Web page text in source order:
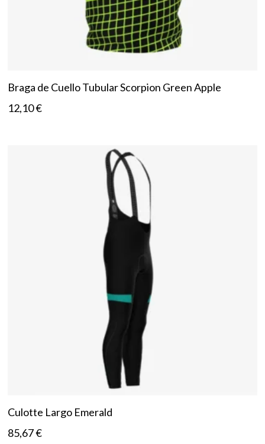
Braga de Cuello Tubular Scorpion Green Apple
12,10€
Culotte Largo Emerald
85,67€